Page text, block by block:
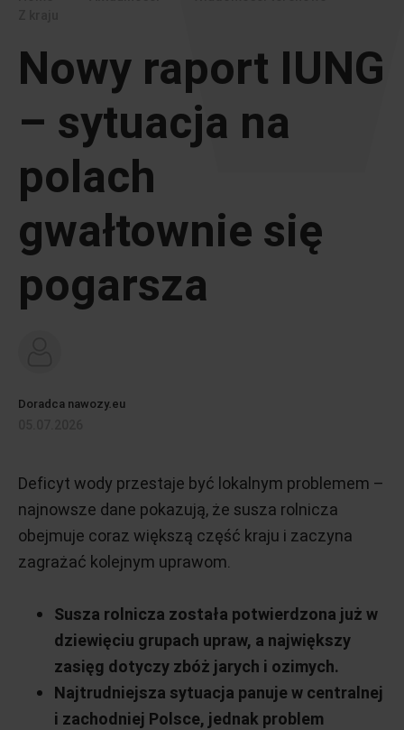
Nowy raport IUNG
– sytuacja na
polach
gwałtownie się
pogarsza
Doradca nawozy.eu
Deficyt wody przestaje być lokalnym problemem –
najnowsze dane pokazują, że susza rolnicza
obejmuje coraz większą część kraju i zaczyna
zagrażać kolejnym uprawom.
Susza rolnicza została potwierdzona już w
dziewięciu grupach upraw, a największy
zasięg dotyczy zbóż jarych i ozimych.
Najtrudniejsza sytuacja panuje w centralnej
i zachodniej Polsce, jednak problem